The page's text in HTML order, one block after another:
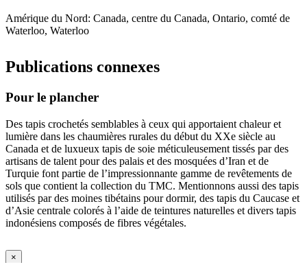
Amérique du Nord: Canada, centre du Canada, Ontario, comté de
Waterloo, Waterloo
Publications connexes
Pour le plancher
Des tapis crochetés semblables à ceux qui apportaient chaleur et
lumière dans les chaumières rurales du début du XXe siècle au
Canada et de luxueux tapis de soie méticuleusement tissés par des
artisans de talent pour des palais et des mosquées d’Iran et de
Turquie font partie de l’impressionnante gamme de revêtements de
sols que contient la collection du TMC. Mentionnons aussi des tapis
utilisés par des moines tibétains pour dormir, des tapis du Caucase et
d’Asie centrale colorés à l’aide de teintures naturelles et divers tapis
indonésiens composés de fibres végétales.
×